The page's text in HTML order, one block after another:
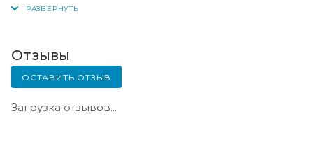
Отзывы
ОСТАВИТЬ ОТЗЫВ
Загрузка отзывов...